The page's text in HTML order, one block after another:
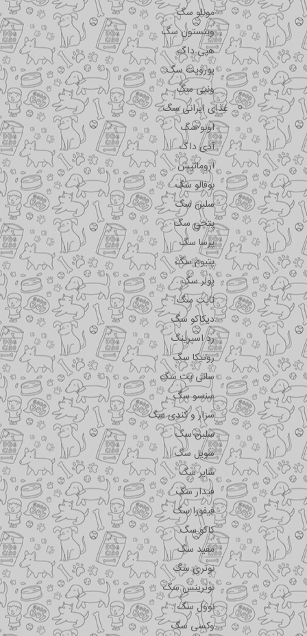
مونلو سگ
وینستون سگ
هپی داگ
یوروپت سگ
ونپی سگ
غذای ایرانی سگ
اونو سگ
آدی داگ
اروماتیش
بوفالو سگ
سلبن سگ
پتچی سگ
پرسا سگ
پتیوم سگ
پولر سگ
تاپت سگ
دیکاکو سگ
رد اسپرینگ
روتیکا سگ
سانی پت سگ
سنسو سگ
سزار و کندی سگ
سلبن سگ
سویل سگ
شایر سگ
فیدار سگ
فیفورا سگ
کاکو سگ
مفید سگ
نوتری سگ
نوترینس سگ
نوول سگ
وکسی سگ